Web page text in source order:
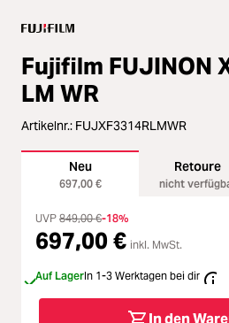
Loading... Zubehör
Loading... Licht & Studio
Loading... Bildbearbeitung
Ferngläser
Loading... Second Hand
Loading... SALE
Fujifilm FUJINON
LM WR
Artikelnr.: FUJXF3314RLMWR
Neu
697,00 €
Retoure
nicht
UVP 849,00 €-18%
697,00 € inkl. MwSt.
Auf LagerIn 1-3 Werktagen bei dir
In den